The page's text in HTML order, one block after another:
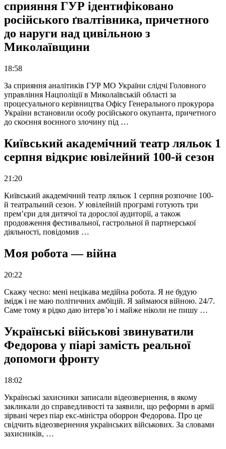
сприяння ГУР ідентифіковано
російського ґвалтівника, причетного
до наруги над цивільною з
Миколаївщини
18:58
За сприяння аналітиків ГУР МО України слідчі Головного
управління Нацполіції в Миколаївській області за
процесуального керівництва Офісу Генерального прокурора
України встановили особу російського окупанта, причетного
до скоєння воєнного злочину під …
Київський академічний театр ляльок 1
серпня відкриє ювілейний 100-й сезон
21:20
Київський академічний театр ляльок 1 серпня розпочне 100-
й театральний сезон. У ювілейній програмі готують три
прем’єри для дитячої та дорослої аудиторії, а також
продовження фестивальної, гастрольної й партнерської
діяльності, повідомив …
Моя робота — війна
20:22
Скажу чесно: мені нецікава медійна робота. Я не будую
імідж і не маю політичних амбіцій. Я займаюся війною. 24/7.
Саме тому я рідко даю інтерв’ю і майже ніколи не пишу …
Українські військові звинуватили
Федорова у піарі замість реальної
допомоги фронту
18:02
Українські захисники записали відеозвернення, в якому
закликали до справедливості та заявили, що реформи в армії
зірвані через піар екс-міністра оборрон Федорова. Про це
свідчить відеозвернення українських військових. За словами
захисників, …